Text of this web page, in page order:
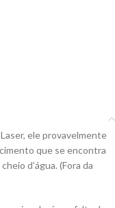
ele provavelmente
que se encontra
d’água. (Fora da